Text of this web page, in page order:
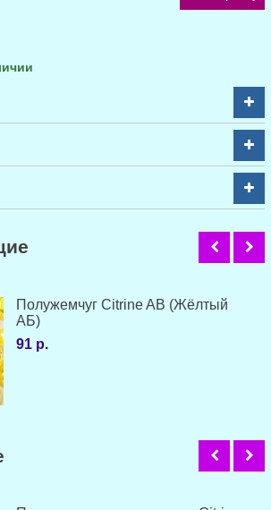
Полужемчуг Citrine AB (Жёлтый
АБ)
91 р.